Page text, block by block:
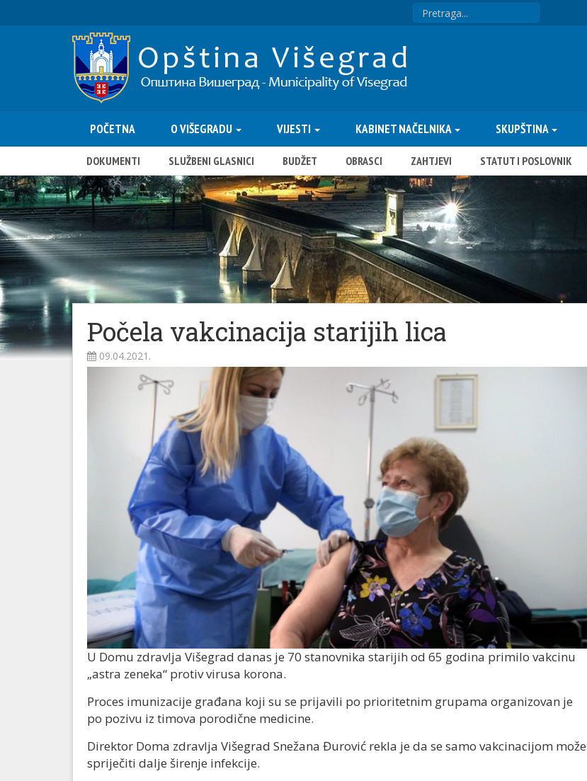
POČETNA O VIŠEGRADU VIJESTI KABINET NAČELNIKA SKUPŠTINA
DOKUMENTI SLUŽBENI GLASNICI BUDŽET OBRASCI ZAHTJEVI STATUT I POSLOVNIK
Počela vakcinacija starijih lica
09.04.2021.
U Domu zdravlja Višegrad danas je 70 stanovnika starijih od 65 godina primilo vakcinu
„astra zeneka“ protiv virusa korona.
Proces imunizacije građana koji su se prijavili po prioritetnim grupama organizovan je
po pozivu iz timova porodične medicine.
Direktor Doma zdravlja Višegrad Snežana Đurović rekla je da se samo vakcinacijom može
spriječiti dalje širenje infekcije.